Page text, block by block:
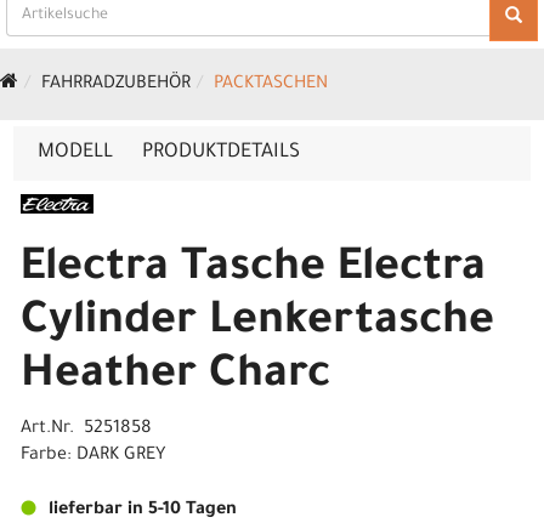
FAHRRADZUBEHÖR PACKTASCHEN
MODELL PRODUKTDETAILS
Electra Tasche Electra
Cylinder Lenkertasche
Heather Charc
Art.Nr. 5251858
Farbe: DARK GREY
lieferbar in 5-10 Tagen